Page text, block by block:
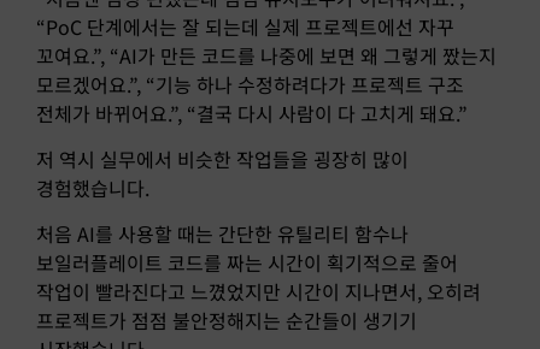
“PoC 단계에서는 잘 되는데 실제 프로젝트에선 자꾸
꼬여요.”, “AI가 만든 코드를 나중에 보면 왜 그렇게 짰는지
모르겠어요.”, “기능 하나 수정하려다가 프로젝트 구조
전체가 바뀌어요.”, “결국 다시 사람이 다 고치게 돼요.”
저 역시 실무에서 비슷한 작업들을 굉장히 많이
경험했습니다.
처음 AI를 사용할 때는 간단한 유틸리티 함수나
보일러플레이트 코드를 짜는 시간이 획기적으로 줄어
작업이 빨라진다고 느꼈었지만 시간이 지나면서, 오히려
프로젝트가 점점 불안정해지는 순간들이 생기기